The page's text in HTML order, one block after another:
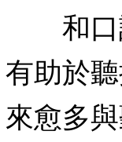
和口語
有助於
來愈多